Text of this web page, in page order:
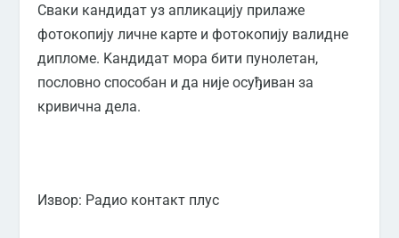
Сваки кандидат уз апликацију прилаже
фотокопију личне карте и фотокопију валидне
дипломе. Kандидат мора бити пунолетан,
пословно способан и да није осуђиван за
кривична дела.
Извор: Радио контакт плус